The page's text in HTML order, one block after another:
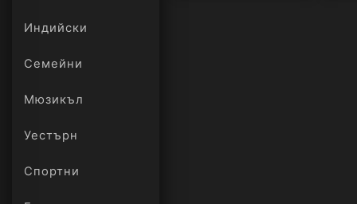
Индийски
Семейни
Мюзикъл
Уестърн
Спортни